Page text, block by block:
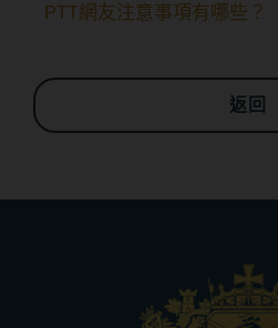
PTT網友注意事項有哪些？
返回